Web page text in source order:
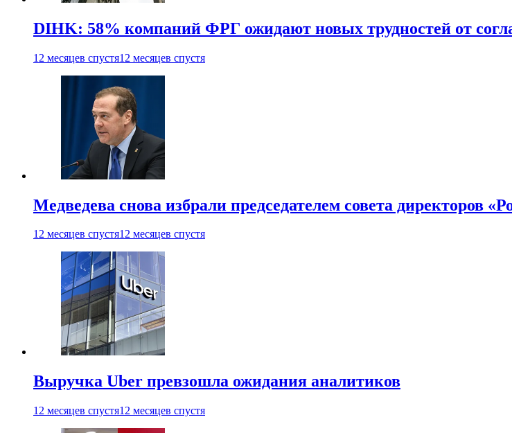
DIHK: 58% компаний ФРГ ожидают новых трудностей от
12 месяцев спустя12 месяцев спустя
Медведева снова избрали председателем совета директоров
12 месяцев спустя12 месяцев спустя
Выручка Uber превзошла ожидания аналитиков
12 месяцев спустя12 месяцев спустя